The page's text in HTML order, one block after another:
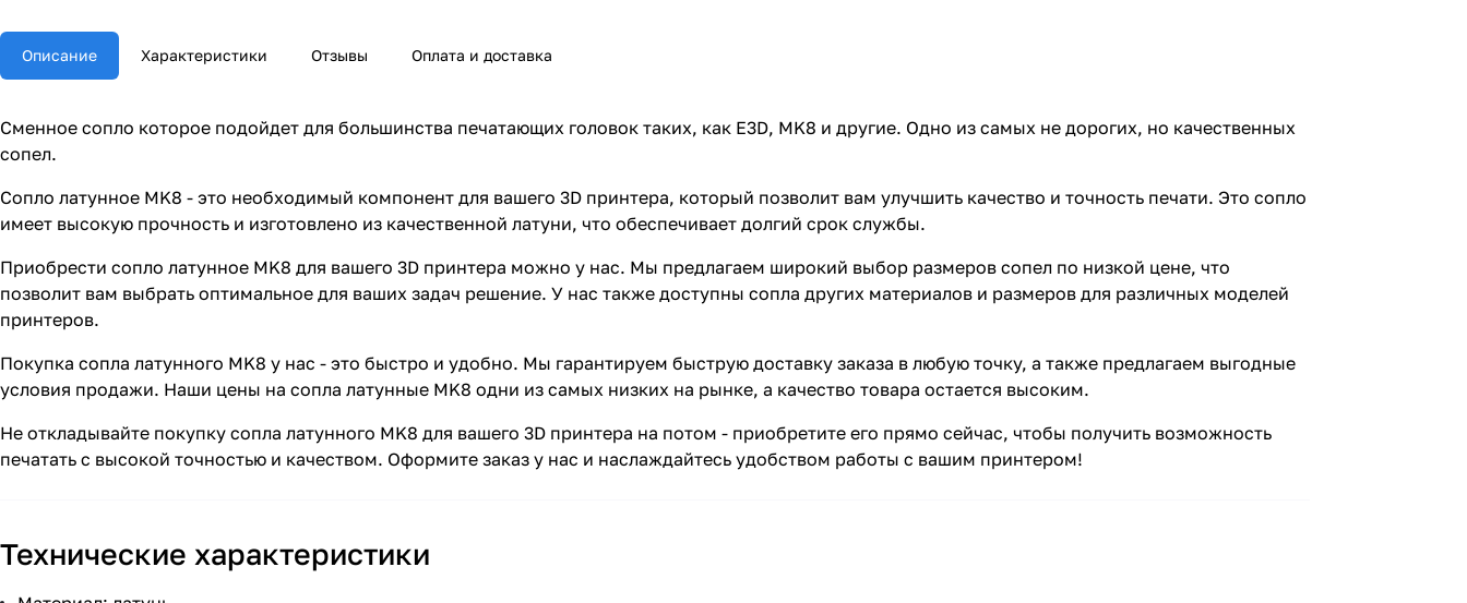
Описание Характеристики Отзывы Оплата и доставка
Сменное сопло которое подойдет для большинства печатающих головок таких, как E3D, MK8 и другие. Одно из самых не дорогих, но качественных
сопел.
Сопло латунное MK8 - это необходимый компонент для вашего 3D принтера, который позволит вам улучшить качество и точность печати. Это сопло
имеет высокую прочность и изготовлено из качественной латуни, что обеспечивает долгий срок службы.
Приобрести сопло латунное MK8 для вашего 3D принтера можно у нас. Мы предлагаем широкий выбор размеров сопел по низкой цене, что
позволит вам выбрать оптимальное для ваших задач решение. У нас также доступны сопла других материалов и размеров для различных моделей
принтеров.
Покупка сопла латунного MK8 у нас - это быстро и удобно. Мы гарантируем быструю доставку заказа в любую точку, а также предлагаем выгодные
условия продажи. Наши цены на сопла латунные MK8 одни из самых низких на рынке, а качество товара остается высоким.
Не откладывайте покупку сопла латунного MK8 для вашего 3D принтера на потом - приобретите его прямо сейчас, чтобы получить возможность
печатать с высокой точностью и качеством. Оформите заказ у нас и наслаждайтесь удобством работы с вашим принтером!
Технические характеристики